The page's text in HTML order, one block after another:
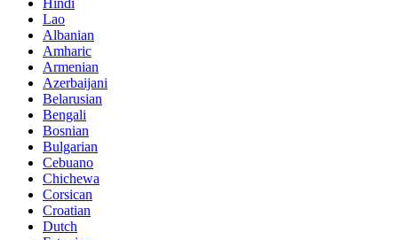
Lao
Albanian
Amharic
Armenian
Azerbaijani
Belarusian
Bengali
Bosnian
Bulgarian
Cebuano
Chichewa
Corsican
Croatian
Dutch